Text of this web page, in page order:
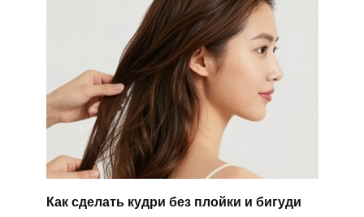
Как сделать кудри без плойки и бигуди